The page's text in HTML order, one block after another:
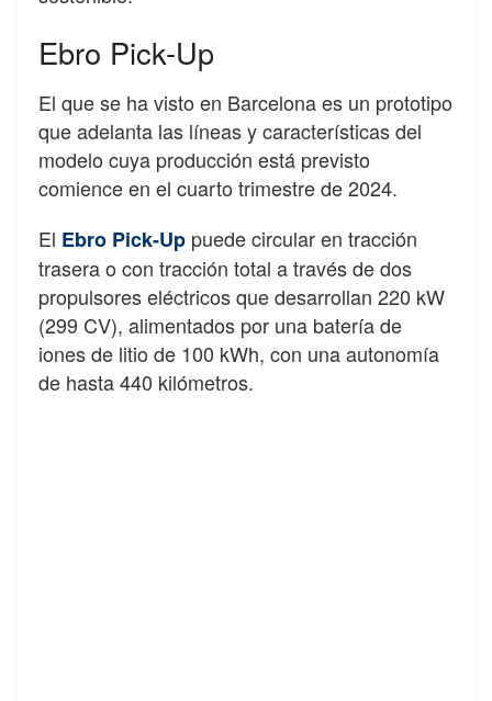
Ebro Pick-Up
El que se ha visto en Barcelona es un prototipo
que adelanta las líneas y características del
modelo cuya producción está previsto
comience en el cuarto trimestre de 2024.
El Ebro Pick-Up puede circular en tracción
trasera o con tracción total a través de dos
propulsores eléctricos que desarrollan 220 kW
(299 CV), alimentados por una batería de
iones de litio de 100 kWh, con una autonomía
de hasta 440 kilómetros.